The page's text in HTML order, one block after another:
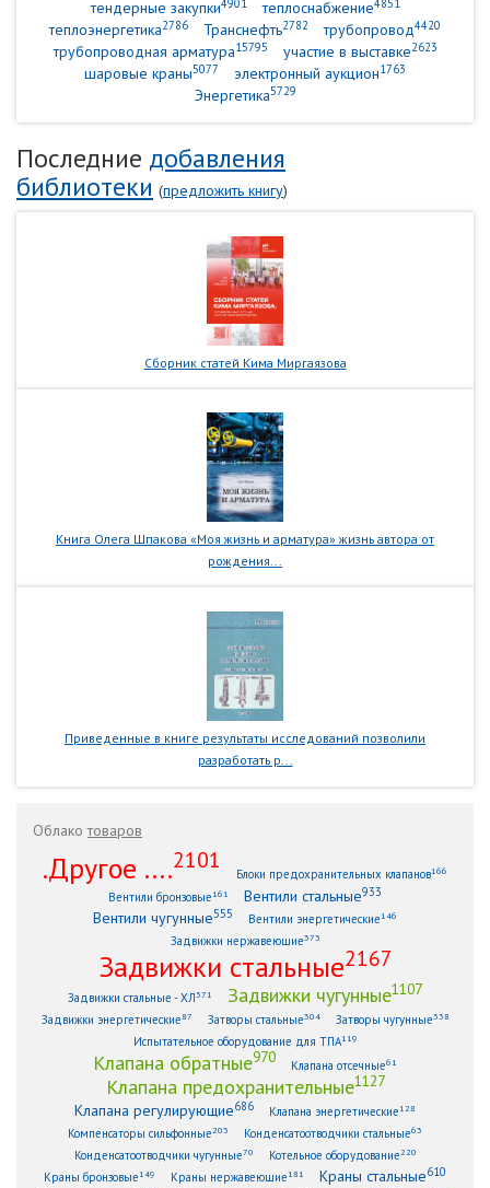
тендерные закупки4901 теплоснабжение4851
теплоэнергетика2786 Транснефть2782 трубопровод4420
трубопроводная арматура15795 участие в выставке2623
шаровые краны5077 электронный аукцион1763
Энергетика5729
Последние добавления
библиотеки (предложить книгу)
Сборник статей Кима Миргаязова
Книга Олега Шпакова «Моя жизнь и арматура» жизнь автора от
рождения...
Приведенные в книге результаты исследований позволили
разработать р...
Облакотоваров
.Другое ....2101
Блоки предохранительных клапанов166
Вентили бронзовые161 Вентили стальные933
Вентили чугунные555 Вентили энергетические146
Задвижки нержавеющие373
Задвижки стальные2167
Задвижки стальные - ХЛ371 Задвижки чугунные1107
Задвижки энергетические87 Затворы стальные304 Затворы чугунные338
Испытательное оборудование для ТПА119
Клапана обратные970 Клапана отсечные61
Клапана предохранительные1127
Клапана регулирующие686 Клапана энергетические128
Компенсаторы сильфонные 203 Конденсатоотводчики стальные63
Конденсатоотводчики чугунные70 Котельное оборудование 220
Краны бронзовые149 Краны нержавеющие181 Краны стальные610